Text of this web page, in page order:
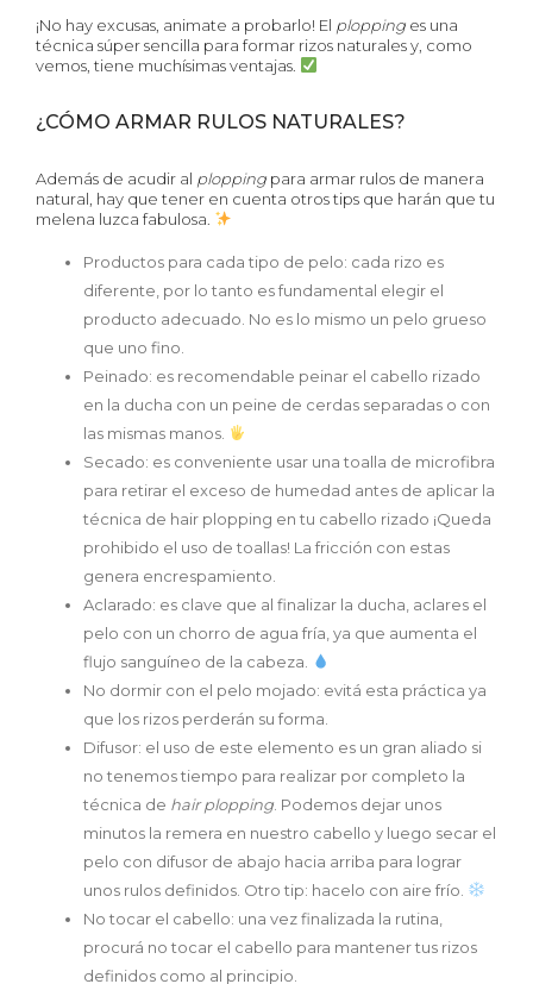
¡No hay excusas, animate a probarlo! El plopping es una
técnica súper sencilla para formar rizos naturales y, como
vemos, tiene muchísimas ventajas.
¿CÓMO ARMAR RULOS NATURALES?
Además de acudir al plopping para armar rulos de manera
natural, hay que tener en cuenta otros tips que harán que tu
melena luzca fabulosa.
Productos para cada tipo de pelo: cada rizo es
diferente, por lo tanto es fundamental elegir el
producto adecuado. No es lo mismo un pelo grueso
que uno fino.
Peinado: es recomendable peinar el cabello rizado
en la ducha con un peine de cerdas separadas o con
las mismas manos.
Secado: es conveniente usar una toalla de microfibra
para retirar el exceso de humedad antes de aplicar la
técnica de hair plopping en tu cabello rizado ¡Queda
prohibido el uso de toallas! La fricción con estas
genera encrespamiento.
Aclarado: es clave que al finalizar la ducha, aclares el
pelo con un chorro de agua fría, ya que aumenta el
flujo sanguíneo de la cabeza.
No dormir con el pelo mojado: evitá esta práctica ya
que los rizos perderán su forma.
Difusor: el uso de este elemento es un gran aliado si
no tenemos tiempo para realizar por completo la
técnica de hair plopping. Podemos dejar unos
minutos la remera en nuestro cabello y luego secar el
pelo con difusor de abajo hacia arriba para lograr
unos rulos definidos. Otro tip: hacelo con aire frío.
No tocar el cabello: una vez finalizada la rutina,
procurá no tocar el cabello para mantener tus rizos
definidos como al principio.